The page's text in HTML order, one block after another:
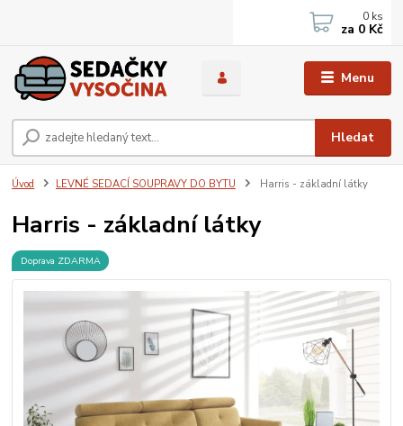
Menu
Hledat
0 ks
za 0 Kč
Úvod LEVNÉ SEDACÍ SOUPRAVY DO BYTU Harris - základní látky
Harris - základní látky
Doprava ZDARMA